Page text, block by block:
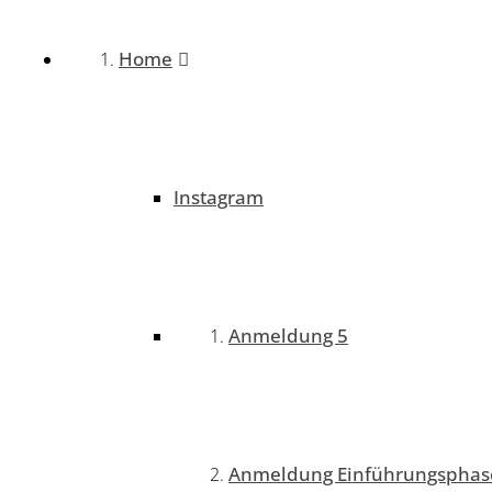
Home
Instagram
Anmeldung 5
Anmeldung